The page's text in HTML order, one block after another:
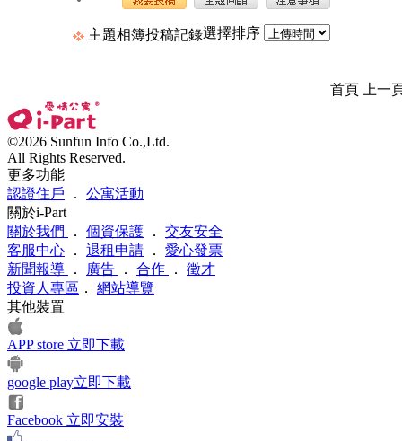
主題相簿投稿記錄選擇排序
首頁 上一
©2026 Sunfun Info Co.,Ltd.
All Rights Reserved.
更多功能
認證住戶 ． 公寓活動
關於i-Part
關於我們
． 個資保護 ． 交友安全
客服中心 ． 退租申請 ． 愛心發票
新聞報導
． 廣告 ． 合作 ． 徵才
投資人專區 ． 網站導覽
其他裝置
APP store 立即下載
google play立即下載
Facebook 立即安裝